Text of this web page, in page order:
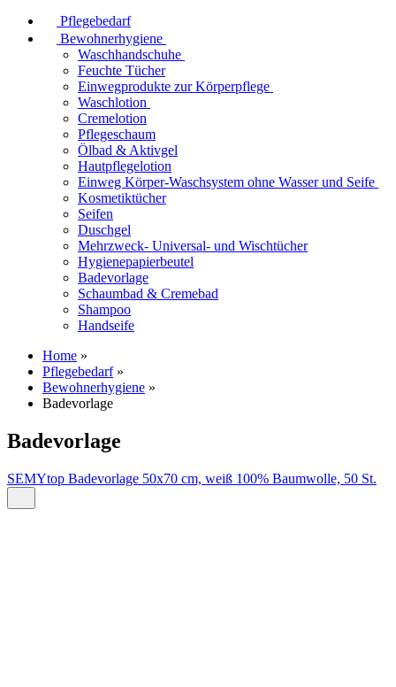
Pflegebedarf
Bewohnerhygiene
Waschhandschuhe
Feuchte Tücher
Einwegprodukte zur Körperpflege
Waschlotion
Cremelotion
Pflegeschaum
Ölbad & Aktivgel
Hautpflegelotion
Einweg Körper-Waschsystem ohne Wasser und Seife
Kosmetiktücher
Seifen
Duschgel
Mehrzweck- Universal- und Wischtücher
Hygienepapierbeutel
Badevorlage
Schaumbad & Cremebad
Shampoo
Handseife
Home »
Pflegebedarf »
Bewohnerhygiene »
Badevorlage
Badevorlage
SEMYtop Badevorlage 50x70 cm, weiß 100% Baumwolle, 50 St.